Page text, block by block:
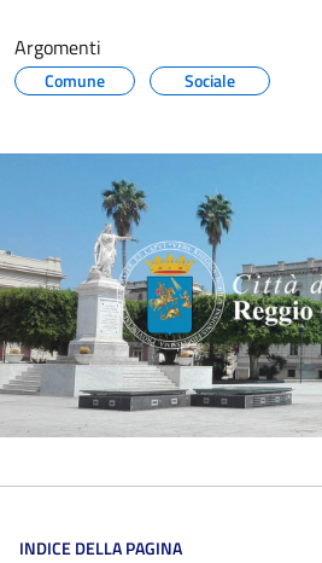
Argomenti
Comune Sociale
INDICE DELLA PAGINA